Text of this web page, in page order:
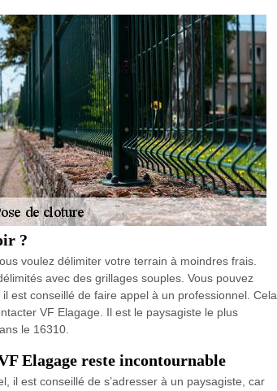
?
voulez délimiter votre terrain à moindres frais.
avec des grillages souples. Vous pouvez
est conseillé de faire appel à un professionnel. Cela
VF Elagage. Il est le paysagiste le plus
le 16310.
Elagage reste incontournable
il est conseillé de s’adresser à un paysagiste, car